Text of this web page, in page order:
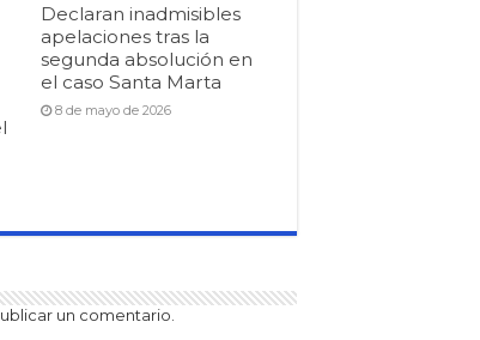
Declaran inadmisibles
apelaciones tras la
segunda absolución en
el caso Santa Marta
8 de mayo de 2026
un comentario.